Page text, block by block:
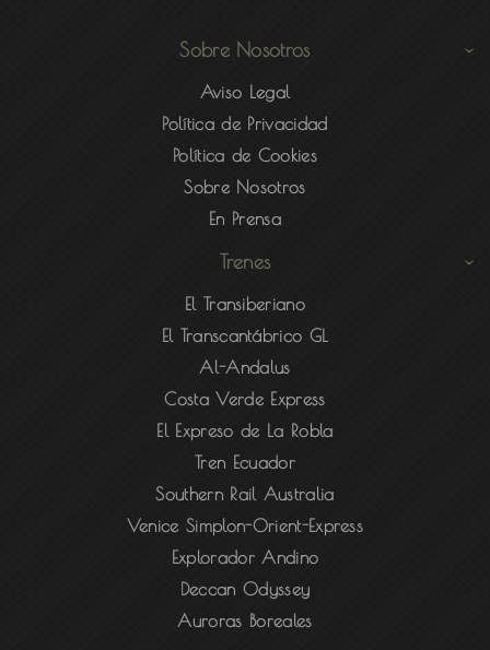
Sobre Nosotros
Aviso Legal
Política de Privacidad
Política de Cookies
Sobre Nosotros
En Prensa
Trenes
El Transiberiano
El Transcantábrico GL
Al-Andalus
Costa Verde Express
El Expreso de La Robla
Tren Ecuador
Southern Rail Australia
Venice Simplon-Orient-Express
Explorador Andino
Deccan Odyssey
Auroras Boreales